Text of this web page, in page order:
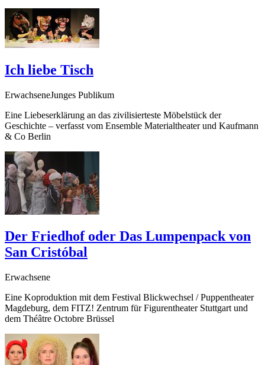
Ich liebe Tisch
ErwachseneJunges Publikum
Eine Liebeserklärung an das zivilisierteste Möbelstück der
Geschichte – verfasst vom Ensemble Materialtheater und Kaufmann
& Co Berlin
Der Friedhof oder Das Lumpenpack von
San Cristóbal
Erwachsene
Eine Koproduktion mit dem Festival Blickwechsel / Puppentheater
Magdeburg, dem FITZ! Zentrum für Figurentheater Stuttgart und
dem Théâtre Octobre Brüssel